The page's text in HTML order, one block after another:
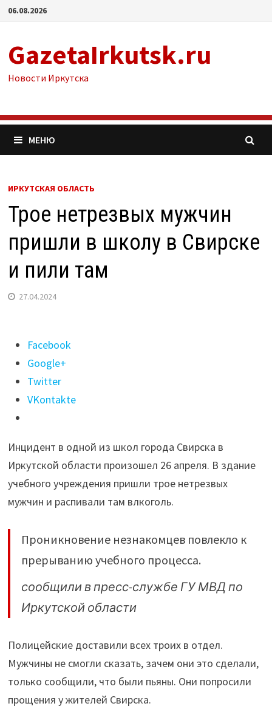
Перейти
06.08.2026
GazetaIrkutsk.ru
Новости Иркутска
МЕНЮ
ИРКУТСКАЯ ОБЛАСТЬ
Трое нетрезвых мужчин
пришли в школу в Свирске
и пили там
27.04.2024
Поделиться
"Трое
нетрезвых
мужчин
пришли
школу
в
Свирске
и
пили
там"
Facebook
Google+
Twitter
VKontakte
Инцидент в одной из школ города Свирска в
Иркутской области произошел 26 апреля. В здание
учебного учреждения пришли трое нетрезвых
мужчин и распивали там влкоголь.
Проникновение незнакомцев повлекло к
прерыванию учебного процесса.
сообщили в пресс-службе ГУ МВД по
Иркутской области
Полицейские доставили всех троих в отдел.
Мужчины не смогли сказать, зачем они это сделали,
только сообщили, что были пьяны. Они попросили
прощения у жителей Свирска.